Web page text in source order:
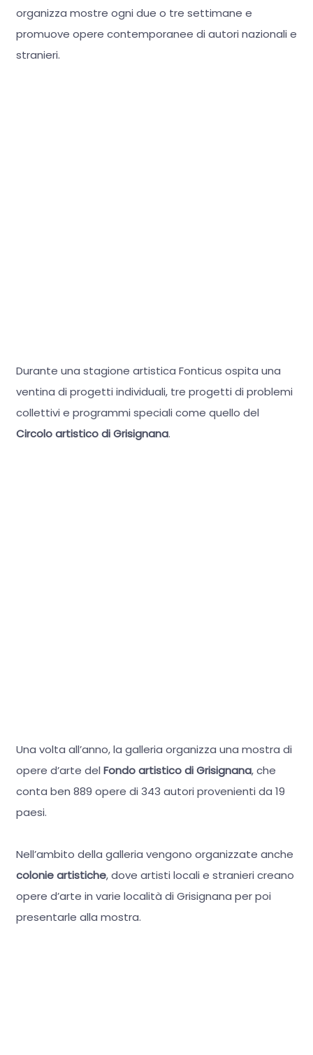
organizza mostre ogni due o tre settimane e
promuove opere contemporanee di autori nazionali e
stranieri.
Durante una stagione artistica Fonticus ospita una
ventina di progetti individuali, tre progetti di problemi
collettivi e programmi speciali come quello del
Circolo artistico di Grisignana.
Una volta all’anno, la galleria organizza una mostra di
opere d’arte del Fondo artistico di Grisignana, che
conta ben 889 opere di 343 autori provenienti da 19
paesi.
Nell’ambito della galleria vengono organizzate anche
colonie artistiche, dove artisti locali e stranieri creano
opere d’arte in varie località di Grisignana per poi
presentarle alla mostra.